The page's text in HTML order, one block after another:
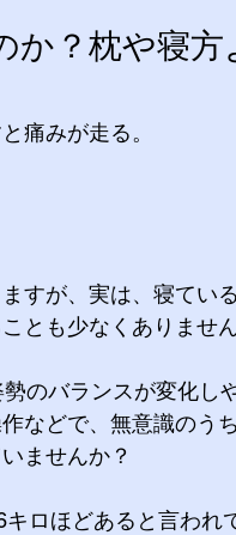
か？枕や寝
痛みが走る。
すが、 実は、寝てい
とも少なくありませ
のバランスが変化し
などで、無意識のう
ませんか？
ロほどあると言われ